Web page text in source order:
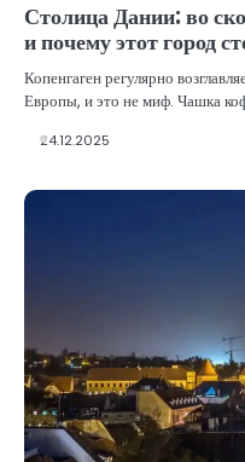
Столица Дании: во
и почему этот город
Копенгаген регулярно
Европы, и это не миф. Чашка
24.12.2025